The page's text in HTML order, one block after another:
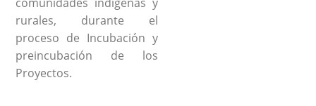
rurales, durante el
proceso de Incubación y
preincubación de los
Proyectos.